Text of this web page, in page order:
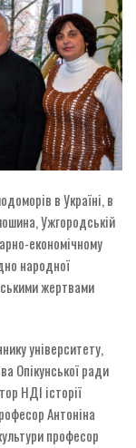
в Україні, в
Ужгородській
економічному
народної
жертвами
університету,
Опікунської ради
НДІ історії
Антоніна
професор